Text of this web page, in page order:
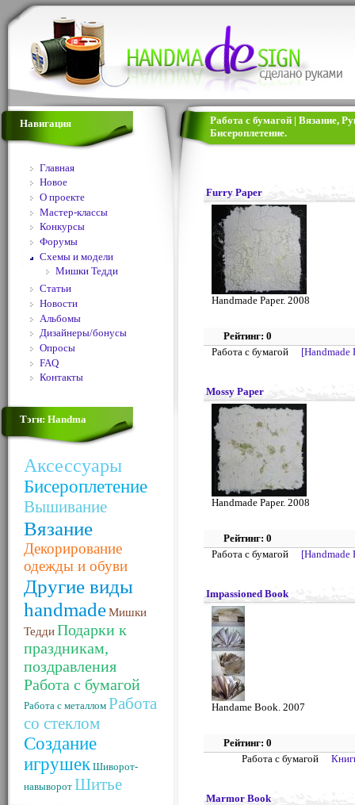
Навигация
Главная
Новое
О проекте
Мастер-классы
Конкурсы
Форумы
Схемы и модели
Мишки Тедди
Статьи
Новости
Альбомы
Дизайнеры/бонусы
Опросы
FAQ
Контакты
Тэги: Handma
Аксессуары
Бисероплетение
Вышивание
Вязание
Декорирование
одежды и обуви
Другие виды
handmadeМишки
ТеддиПодарки к
праздникам,
поздравления
Работа с бумагой
Работа с металлом Работа
со стеклом
Создание
игрушек Шиворот-
навыворот Шитье
Работа с бумагой | Вязание,
Бисероплетение.
Furry Paper
Handmade Paper. 2008
Рейтинг: 0
Работа с бумагой
[Handmade
Mossy Paper
Handmade Paper. 2008
Рейтинг: 0
Работа с бумагой
[Handmade
Impassioned Book
Handame Book. 2007
Рейтинг: 0
Работа с бумагой
Marmor Book